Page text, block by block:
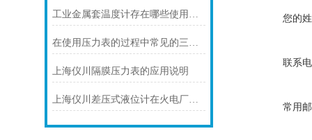
工业金属套温度计存在哪些使用建议呢？
在使用压力表的过程中常见的三个问题及解决方法
上海仪川隔膜压力表的应用说明
上海仪川差压式液位计在火电厂脱硫石膏液密度测量的应用
您的
联系
常用